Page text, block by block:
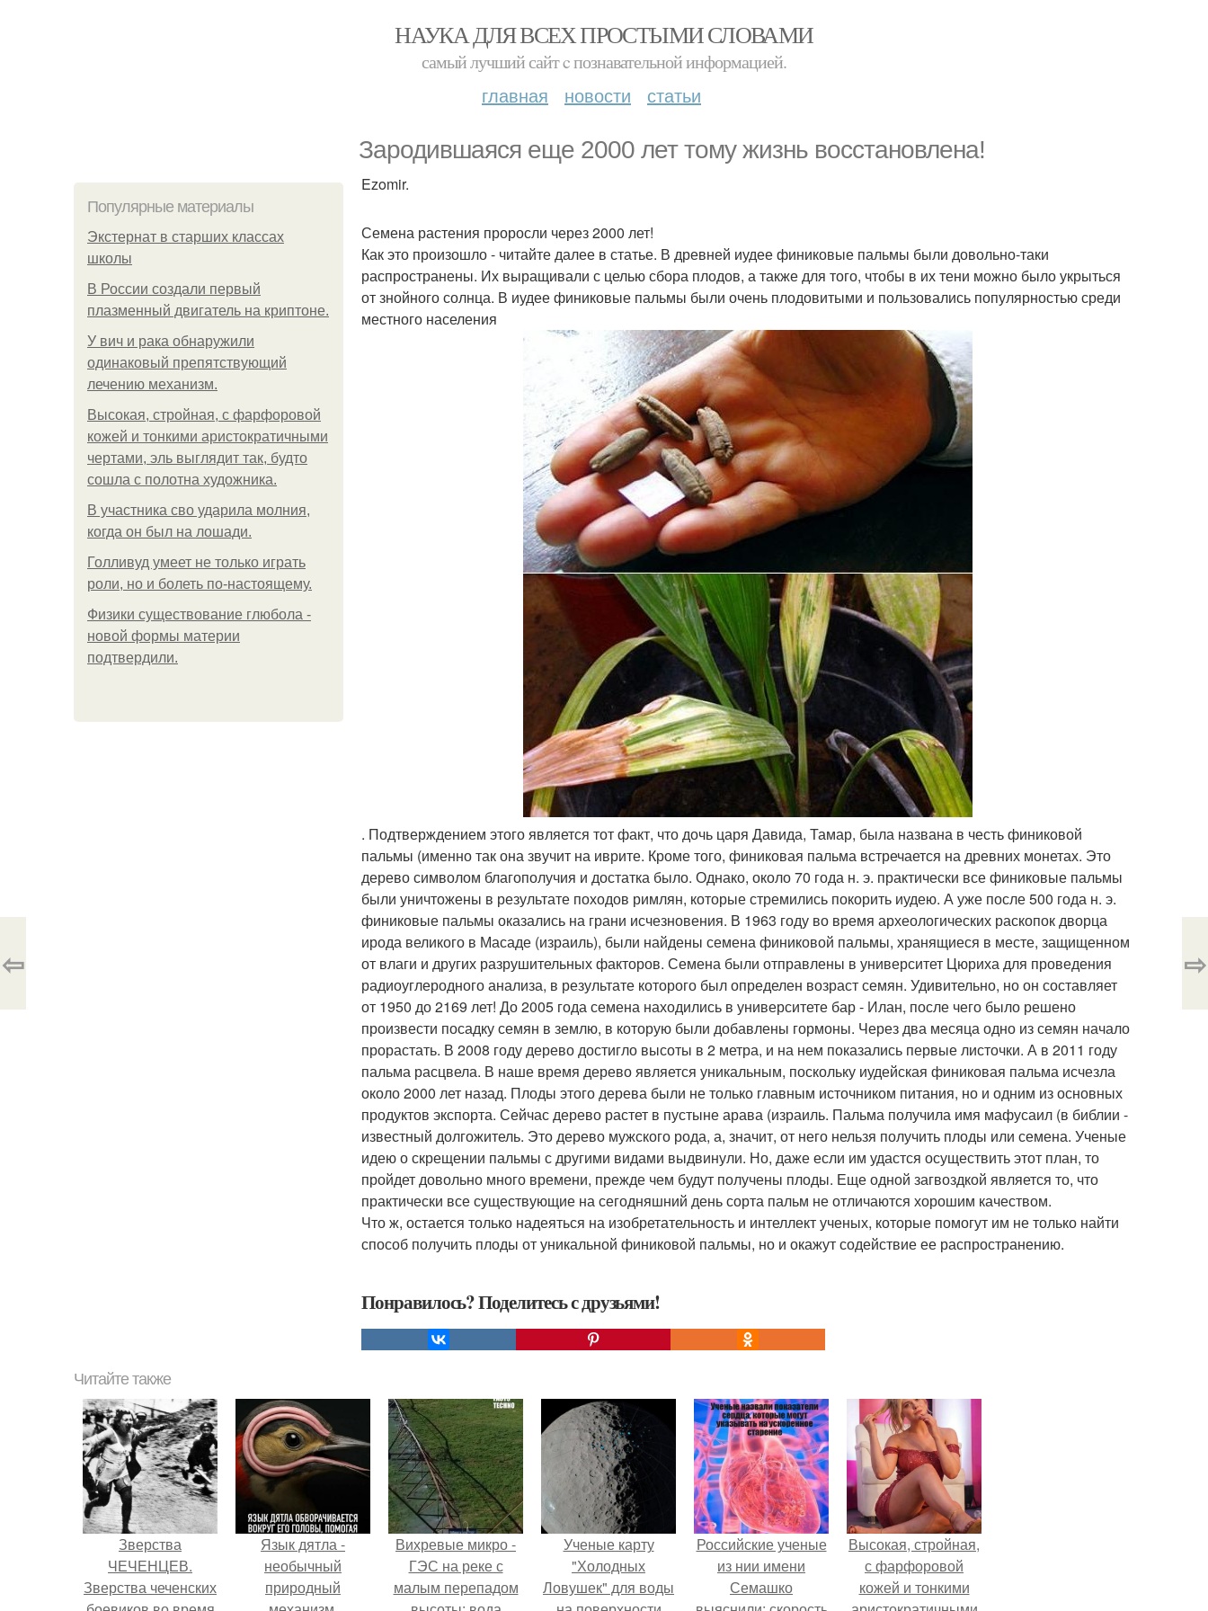
НАУКА ДЛЯ ВСЕХ ПРОСТЫМИ СЛОВАМИ
самый лучший сайт c познавательной информацией.
главная новости статьи
Зародившаяся еще 2000 лет тому жизнь восстановлена!
Популярные материалы
Экстернат в старших классах
школы
В России создали первый
плазменный двигатель на криптоне.
У вич и рака обнаружили
одинаковый препятствующий
лечению механизм.
Высокая, стройная, с фарфоровой
кожей и тонкими аристократичными
чертами, эль выглядит так, будто
сошла с полотна художника.
В участника сво ударила молния,
когда он был на лошади.
Голливуд умеет не только играть
роли, но и болеть по-настоящему.
Физики существование глюбола -
новой формы материи
подтвердили.
Ezomir.
Семена растения проросли через 2000 лет!
Как это произошло - читайте далее в статье. В древней иудее финиковые пальмы были довольно-таки
распространены. Их выращивали с целью сбора плодов, а также для того, чтобы в их тени можно было укрыться
от знойного солнца. В иудее финиковые пальмы были очень плодовитыми и пользовались популярностью среди
местного населения
. Подтверждением этого является тот факт, что дочь царя Давида, Тамар, была названа в честь финиковой
пальмы (именно так она звучит на иврите. Кроме того, финиковая пальма встречается на древних монетах. Это
дерево символом благополучия и достатка было. Однако, около 70 года н. э. практически все финиковые пальмы
были уничтожены в результате походов римлян, которые стремились покорить иудею. А уже после 500 года н. э.
финиковые пальмы оказались на грани исчезновения. В 1963 году во время археологических раскопок дворца
ирода великого в Масаде (израиль), были найдены семена финиковой пальмы, хранящиеся в месте, защищенном
от влаги и других разрушительных факторов. Семена были отправлены в университет Цюриха для проведения
радиоуглеродного анализа, в результате которого был определен возраст семян. Удивительно, но он составляет
от 1950 до 2169 лет! До 2005 года семена находились в университете бар - Илан, после чего было решено
произвести посадку семян в землю, в которую были добавлены гормоны. Через два месяца одно из семян начало
прорастать. В 2008 году дерево достигло высоты в 2 метра, и на нем показались первые листочки. А в 2011 году
пальма расцвела. В наше время дерево является уникальным, поскольку иудейская финиковая пальма исчезла
около 2000 лет назад. Плоды этого дерева были не только главным источником питания, но и одним из основных
продуктов экспорта. Сейчас дерево растет в пустыне арава (израиль. Пальма получила имя мафусаил (в библии -
известный долгожитель. Это дерево мужского рода, а, значит, от него нельзя получить плоды или семена. Ученые
идею о скрещении пальмы с другими видами выдвинули. Но, даже если им удастся осуществить этот план, то
пройдет довольно много времени, прежде чем будут получены плоды. Еще одной загвоздкой является то, что
практически все существующие на сегодняшний день сорта пальм не отличаются хорошим качеством.
Что ж, остается только надеяться на изобретательность и интеллект ученых, которые помогут им не только найти
способ получить плоды от уникальной финиковой пальмы, но и окажут содействие ее распространению.
Понравилось? Поделитесь с друзьями!
⇦ ⇨
Читайте также
Зверства
ЧЕЧЕНЦЕВ.
Зверства чеченских
Язык дятла -
необычный
природный
Вихревые микро -
ГЭС на реке с
малым перепадом
Ученые карту
"Холодных
Ловушек" для воды
Российские ученые
из нии имени
Семашко
Высокая, стройная,
с фарфоровой
кожей и тонкими